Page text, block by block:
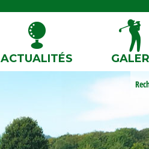
ACTUALITÉS